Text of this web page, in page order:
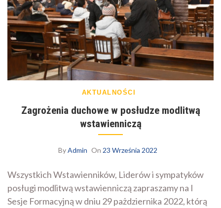
AKTUALNOŚCI
Zagrożenia duchowe w posłudze modlitwą
wstawienniczą
ByAdmin On 23 Września 2022
Wszystkich Wstawienników, Liderów i sympatyków
posługi modlitwą wstawienniczą zapraszamy na I
Sesje Formacyjną w dniu 29 pażdziernika 2022, którą